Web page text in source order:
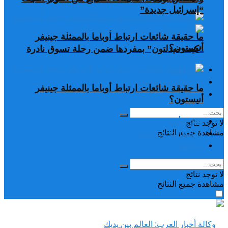
ما حقيقة شائعات ارتباط أوباما بالممثلة جينيفر
أنيستون؟
تغريدات
دراسات وبحوث
رياضة
لا توجد نتائج
مشاهدة جميع النتائح
“إسرائيل جديدة”
“كيت ميدلتون” بمفردها ضمن رحلة تسوق نادرة
ما حقيقة شائعات ارتباط أوباما بالممثلة جينيفر
أنيستون؟
تغريدات
دراسات وبحوث
لا توجد نتائج
مشاهدة جميع النتائح